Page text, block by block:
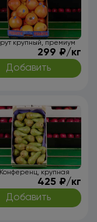
крупный, премиум
299 ₽/кг
Добавить
крупная
425 ₽/кг
Добавить